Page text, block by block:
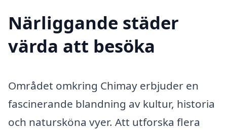
Närliggande städer
värda att besöka
Området omkring Chimay erbjuder en
fascinerande blandning av kultur, historia
och natursköna vyer. Att utforska flera